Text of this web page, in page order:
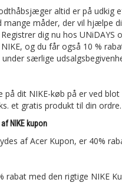
altid er på udkig
mange måder, der vil hjælpe
Registrer dig nu hos
og du får også 10 %
særlige
på dit NIKE-køb på er ved
et gratis produkt til din ordre.
NIKE kupon
af Acer Kupon, er 40%
rabat med den rigtige NIKE